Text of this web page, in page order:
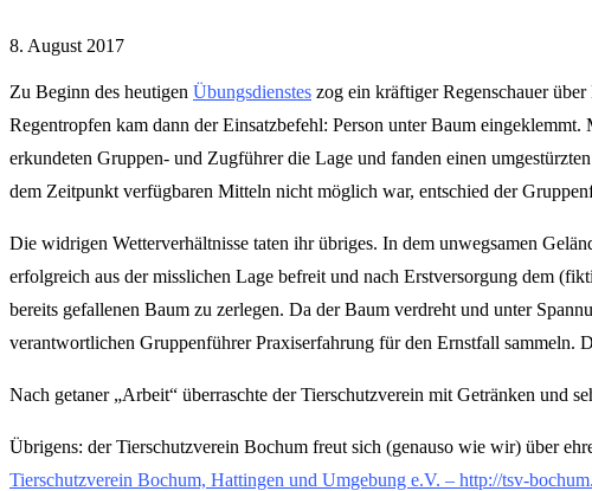
8. August 2017
Zu Beginn des heutigen Übungsdienstes zog ein kräftiger Regenschauer
Regentropfen kam dann der Einsatzbefehl: Person unter Baum eingeklemmt.
erkundeten Gruppen- und Zugführer die Lage und fanden einen
dem Zeitpunkt verfügbaren Mitteln nicht möglich war, entschied der
Die widrigen Wetterverhältnisse taten ihr übriges. In dem unwegsamen
erfolgreich aus der misslichen Lage befreit und nach Erstversorgung dem
bereits gefallenen Baum zu zerlegen. Da der Baum verdreht und unter
verantwortlichen Gruppenführer Praxiserfahrung für den Ernstfall sammeln.
Nach getaner „Arbeit“ überraschte der Tierschutzverein mit Getränken und
Übrigens: der Tierschutzverein Bochum freut sich (genauso wie wir) über
Tierschutzverein Bochum, Hattingen und Umgebung e.V. – http://tsv-